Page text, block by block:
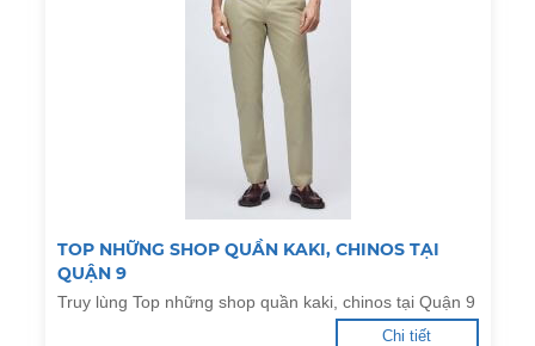
TOP NHỮNG SHOP QUẦN KAKI, CHINOS TẠI
QUẬN 9
Truy lùng Top những shop quần kaki, chinos tại Quận 9
Chi tiết